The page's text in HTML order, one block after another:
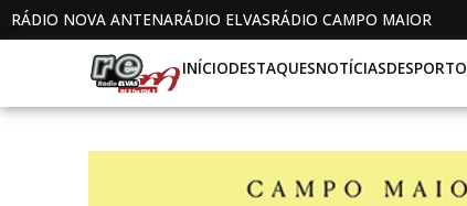
RÁDIO NOVA ANTENARÁDIO ELVASRÁDIO CAMPO MAIOR
INÍCIODESTAQUESNOTÍCIASDESPORTO